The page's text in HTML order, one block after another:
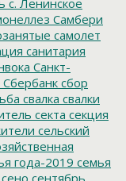
Самбери
самолет
санитария
Санкт-
Сбербанк сбор
свалка свалки
секта секция
сельский
года-2019 семья
сено сентябрь